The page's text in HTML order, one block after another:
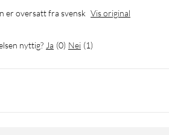
er oversatt fra svensk Vis original
nyttig? Ja (0) Nei (1)